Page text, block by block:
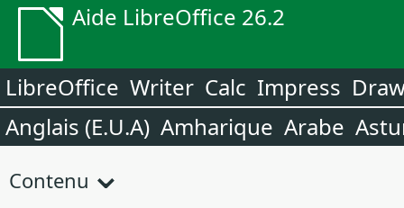
Aide LibreOffice 26.2
LibreOffice Writer Calc Impress
Anglais (E.U.A) Amharique Arabe
Contenu